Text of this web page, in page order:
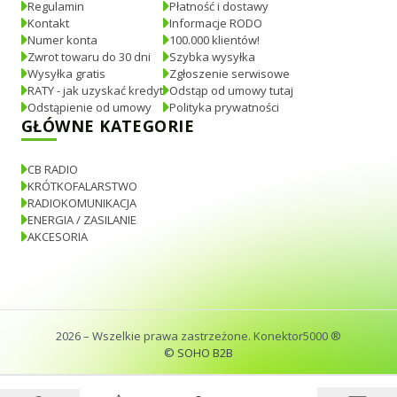
Regulamin
Kontakt
Numer konta
Zwrot towaru do 30 dni
Wysyłka gratis
RATY - jak uzyskać kredyt
Odstąpienie od umowy
Płatność i dostawy
Informacje RODO
100.000 klientów!
Szybka wysyłka
Zgłoszenie serwisowe
Odstąp od umowy tutaj
Polityka prywatności
GŁÓWNE KATEGORIE
CB RADIO
KRÓTKOFALARSTWO
RADIOKOMUNIKACJA
ENERGIA / ZASILANIE
AKCESORIA
2026– Wszelkie prawa zastrzeżone. Konektor5000 ®
© SOHO B2B